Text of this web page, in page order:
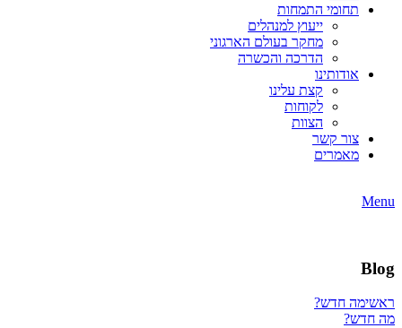
תחומי התמחות
ייעוץ למנהלים
מחקר בעולם הארגוני
הדרכה והכשרה
אודותינו
קצת עלינו
לקוחות
הצוות
צור קשר
מאמרים
Menu
Blog
ראשימה חדש?
מה חדש?